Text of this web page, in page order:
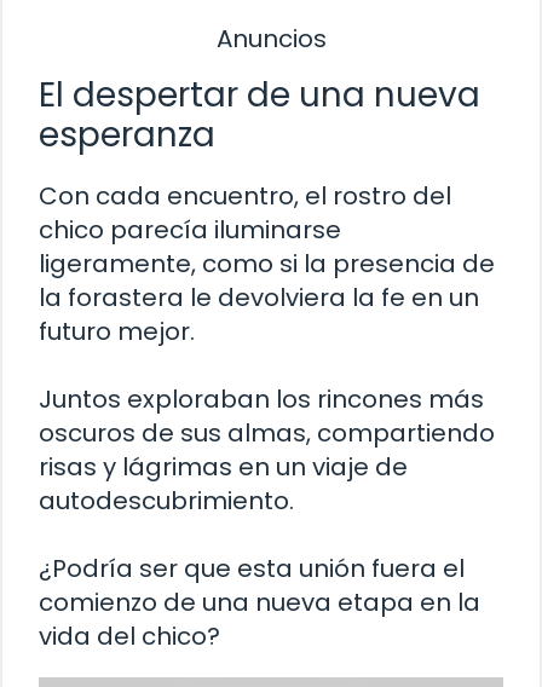
Anuncios
El despertar de una nueva
esperanza
Con cada encuentro, el rostro del
chico parecía iluminarse
ligeramente, como si la presencia de
la forastera le devolviera la fe en un
futuro mejor.
Juntos exploraban los rincones más
oscuros de sus almas, compartiendo
risas y lágrimas en un viaje de
autodescubrimiento.
¿Podría ser que esta unión fuera el
comienzo de una nueva etapa en la
vida del chico?